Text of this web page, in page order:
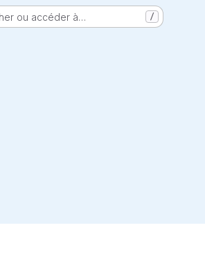
ou accéder à… /